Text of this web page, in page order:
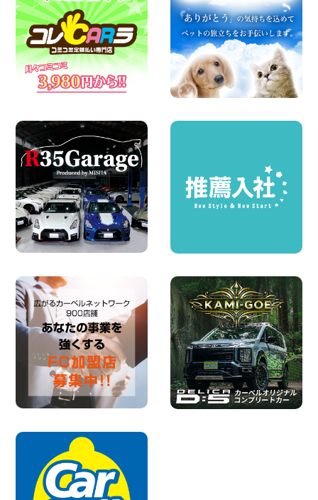
☆ 夏休みクーポン登場!最大9,500円おト
ク! ☆ 鳥取県 鳥取青谷店
100円レンタカー 鳥取青谷
2026年08月07日
夏季休暇のお知らせ 東京都 墨田両国店
100円レンタカー 墨田両国
2026年08月07日
夏季休暇のお知らせ 東京都 墨田文花店
お盆も休まず営業します! 神奈川県 横浜
旭南本宿町店
100円レンタカー 横浜旭南本宿町
2026年08月07日